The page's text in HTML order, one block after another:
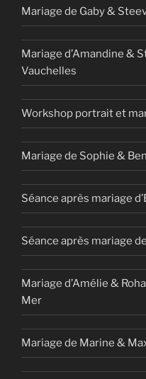
Mariage de Gaby &
Mariage d’Amandine &
Vauchelles
Workshop portrait et
Mariage de Sophie &
Séance après mariage
Séance après mariage
Mariage d’Amélie &
Mer
Mariage de Marine &